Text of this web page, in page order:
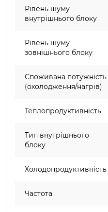
Рівень шуму
внутрішнього блоку
Рівень шуму
зовнішнього блоку
Споживана потужність
(охолодження/нагрів)
Теплопродуктивність
Тип внутрішнього
блоку
Холодопродуктивність
Частота